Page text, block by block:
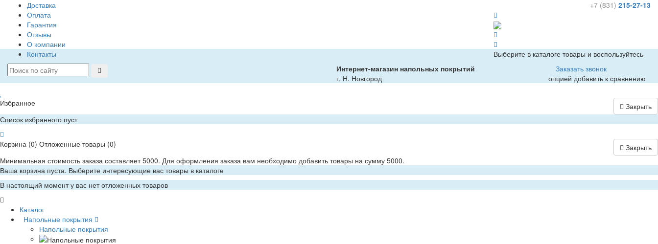
Доставка
Оплата
Гарантия
Отзывы
О компании
Контакты
+7 (831) 215-27-13
Интернет-магазин напольных покрытий
г. Н. Новгород
Заказать звонок
Выберите в каталоге товары и воспользуйтесь
опцией добавить к сравнению
Избранное
Закрыть
Список избранного пуст
Корзина (0) Отложенные товары (0)
Закрыть
Минимальная стоимость заказа составляет 5000. Для оформления заказа вам необходимо добавить товары на сумму 5000.
Ваша корзина пуста. Выберите интересующие вас товары в каталоге
В настоящий момент у вас нет отложенных товаров
Каталог
Напольные покрытия
Напольные покрытия